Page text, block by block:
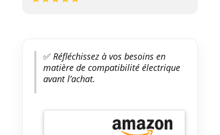
✅Réfléchissez à vos besoins en
matière de compatibilité électrique
avant l’achat.